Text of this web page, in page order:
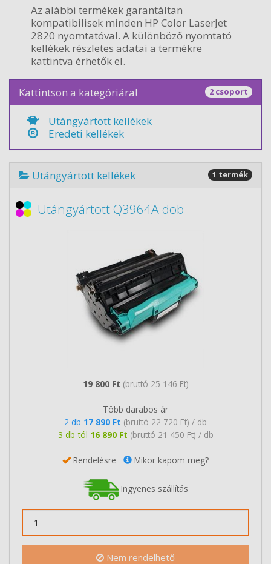
Az alábbi termékek garantáltan
kompatibilisek minden HP Color LaserJet
2820 nyomtatóval. A különböző nyomtató
kellékek részletes adatai a termékre
kattintva érhetők el.
Kattintson a kategóriára! 2 csoport
Utángyártott kellékek
Eredeti kellékek
Utángyártott kellékek 1 termék
Utángyártott Q3964A dob
19 800 Ft (bruttó 25 146 Ft)
Több darabos ár
2 db 17 890 Ft (bruttó 22 720 Ft) / db
3 db-tól 16 890 Ft (bruttó 21 450 Ft) / db
Rendelésre Mikor kapom meg?
Ingyenes szállítás
Nem rendelhető